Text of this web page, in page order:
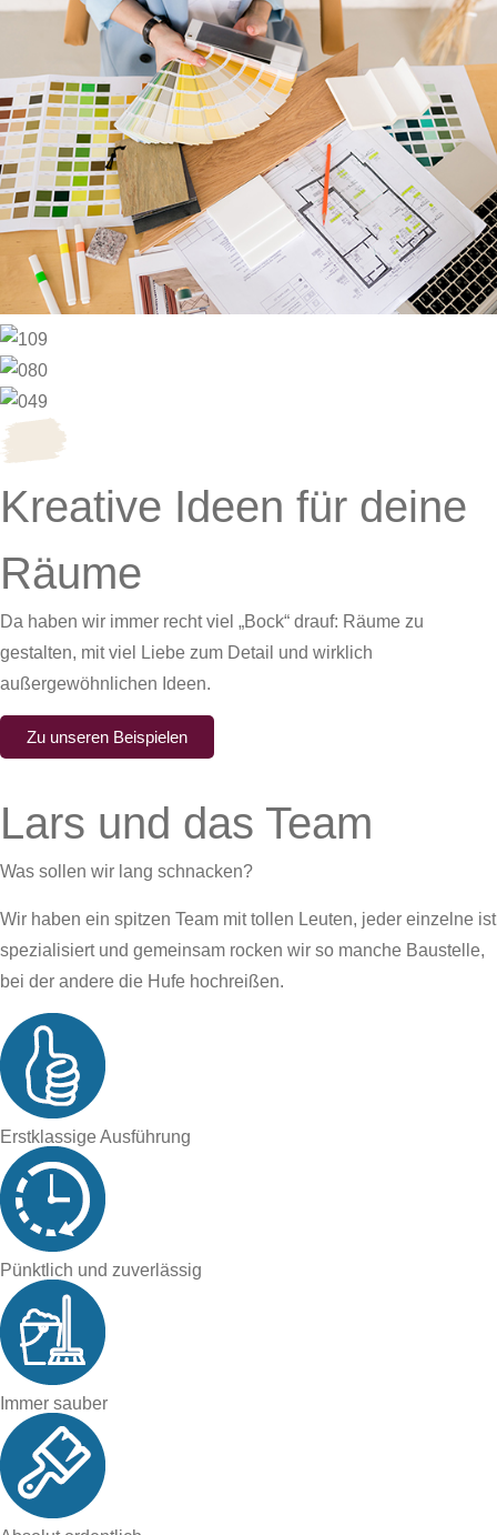
Kreative Ideen für deine
Räume
Da haben wir immer recht viel „Bock“ drauf: Räume zu
gestalten, mit viel Liebe zum Detail und wirklich
außergewöhnlichen Ideen.
Zu unseren Beispielen
Lars und das Team
Was sollen wir lang schnacken?
Wir haben ein spitzen Team mit tollen Leuten, jeder einzelne ist
spezialisiert und gemeinsam rocken wir so manche Baustelle,
bei der andere die Hufe hochreißen.
Erstklassige Ausführung
Pünktlich und zuverlässig
Immer sauber